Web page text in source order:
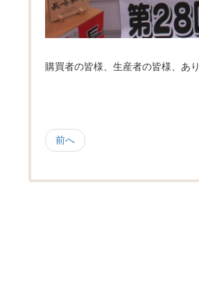
購買者の皆様、生産者の皆様、あ
前へ